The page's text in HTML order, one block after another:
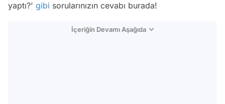
yaptı?' gibi sorularınızın cevabı burada!
İçeriğin Devamı Aşağıda